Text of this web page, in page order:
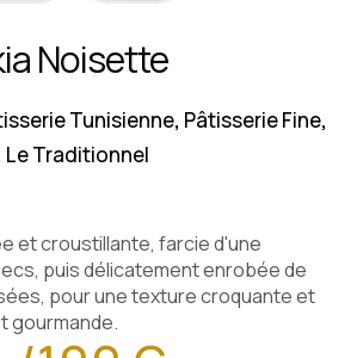
Noisette
Tunisienne, Pâtisserie Fine,
Le Traditionnel
et croustillante, farcie d'une
puis délicatement enrobée de
pour une texture croquante et
gourmande.